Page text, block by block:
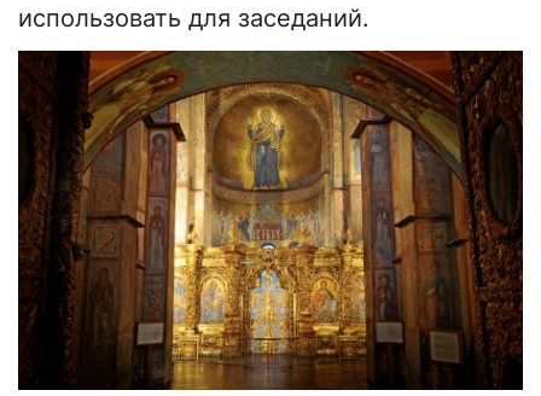
использовать для заседаний.